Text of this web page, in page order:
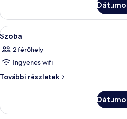
A
következő
szoba
összes
képének
Egy
7
Szoba
2 férőhely
Ingyenes wifi
További részletek
Szoba